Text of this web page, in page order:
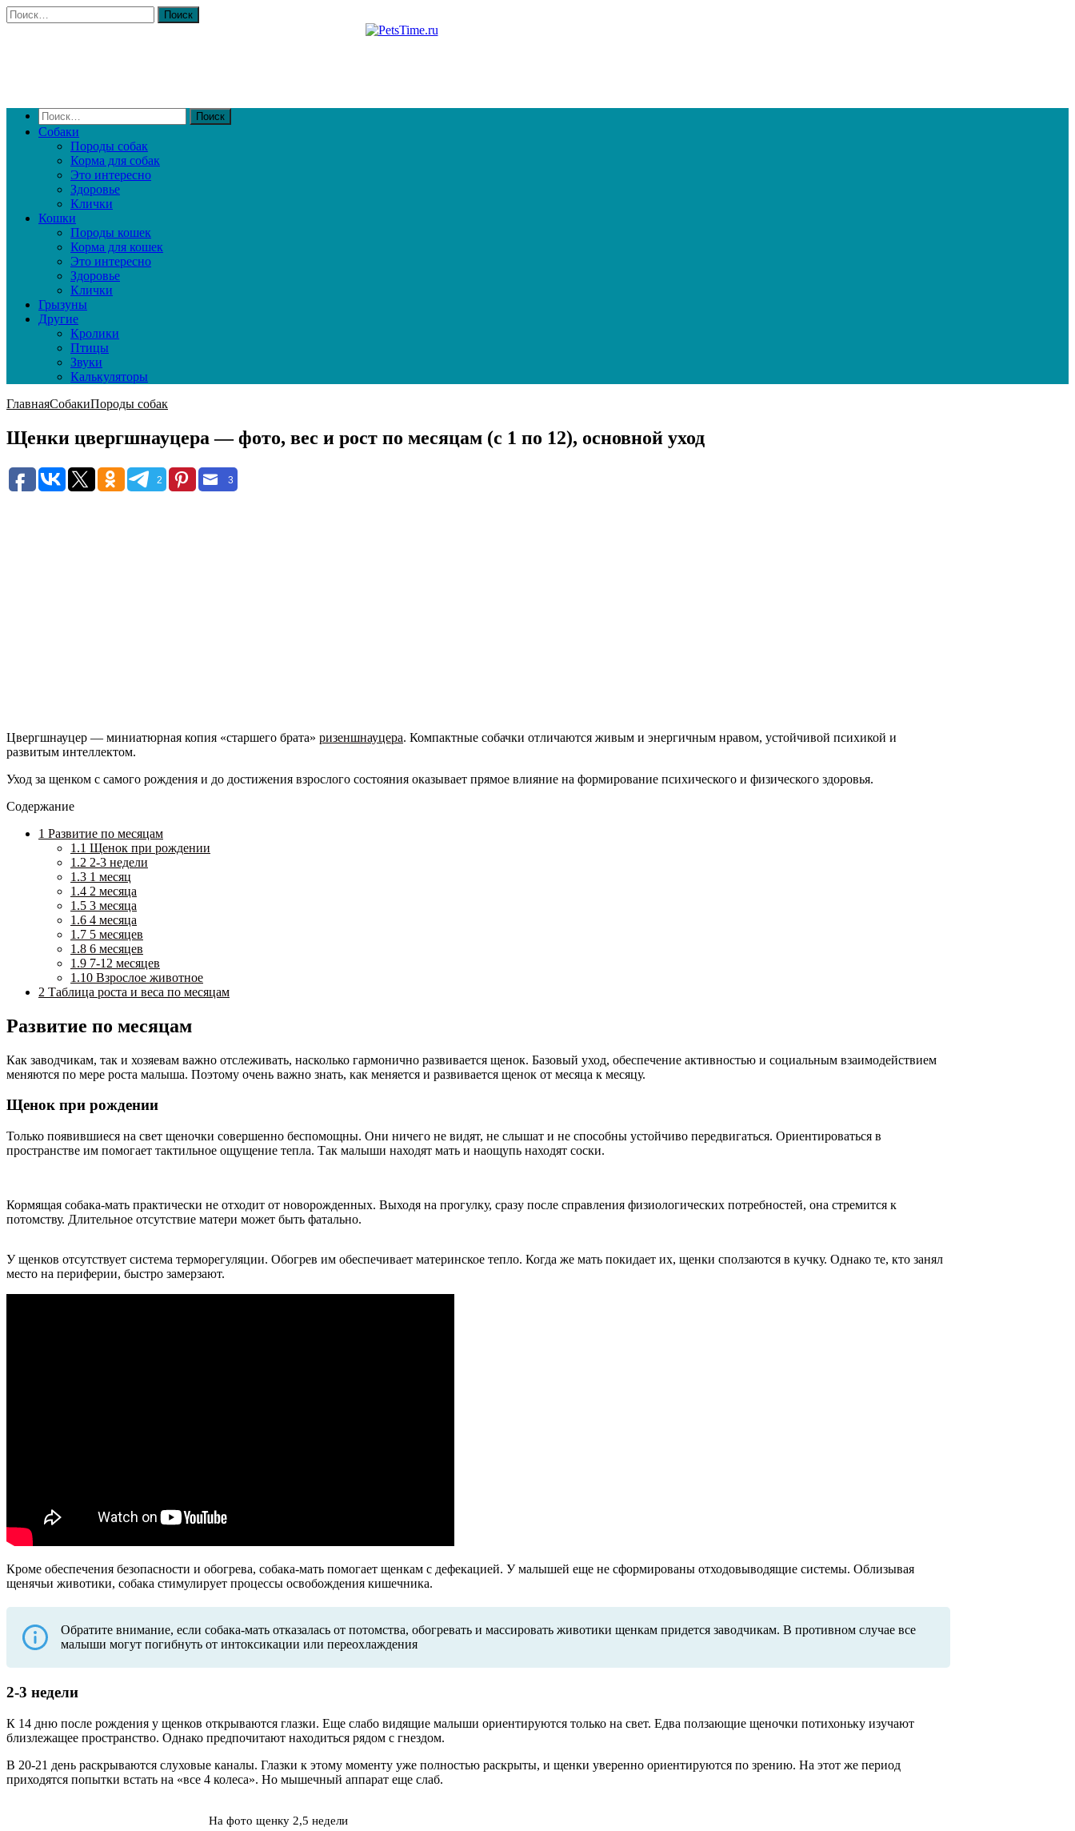
Собаки
Породы собак
Корма для собак
Это интересно
Здоровье
Клички
Кошки
Породы кошек
Корма для кошек
Это интересно
Здоровье
Клички
Грызуны
Другие
Кролики
Птицы
Звуки
Калькуляторы
ГлавнаяСобакиПороды собак
Щенки цвергшнауцера — фото, вес и рост по месяцам (с 1 по 12), основной уход
2 3
Цвергшнауцер — миниатюрная копия «старшего брата» ризеншнауцера. Компактные собачки отличаются живым и энергичным нравом, устойчивой психикой и
развитым интеллектом.
Уход за щенком с самого рождения и до достижения взрослого состояния оказывает прямое влияние на формирование психического и физического здоровья.
Содержание
1 Развитие по месяцам
1.1 Щенок при рождении
1.2 2-3 недели
1.3 1 месяц
1.4 2 месяца
1.5 3 месяца
1.6 4 месяца
1.7 5 месяцев
1.8 6 месяцев
1.9 7-12 месяцев
1.10 Взрослое животное
2 Таблица роста и веса по месяцам
Развитие по месяцам
Как заводчикам, так и хозяевам важно отслеживать, насколько гармонично развивается щенок. Базовый уход, обеспечение активностью и социальным взаимодействием
меняются по мере роста малыша. Поэтому очень важно знать, как меняется и развивается щенок от месяца к месяцу.
Щенок при рождении
Только появившиеся на свет щеночки совершенно беспомощны. Они ничего не видят, не слышат и не способны устойчиво передвигаться. Ориентироваться в
пространстве им помогает тактильное ощущение тепла. Так малыши находят мать и наощупь находят соски.
Кормящая собака-мать практически не отходит от новорожденных. Выходя на прогулку, сразу после справления физиологических потребностей, она стремится к
потомству. Длительное отсутствие матери может быть фатально.
У щенков отсутствует система терморегуляции. Обогрев им обеспечивает материнское тепло. Когда же мать покидает их, щенки сползаются в кучку. Однако те, кто занял
место на периферии, быстро замерзают.
Кроме обеспечения безопасности и обогрева, собака-мать помогает щенкам с дефекацией. У малышей еще не сформированы отходовыводящие системы. Облизывая
щенячьи животики, собака стимулирует процессы освобождения кишечника.
Обратите внимание, если собака-мать отказалась от потомства, обогревать и массировать животики щенкам придется заводчикам. В противном случае все
малыши могут погибнуть от интоксикации или переохлаждения
2-3 недели
К 14 дню после рождения у щенков открываются глазки. Еще слабо видящие малыши ориентируются только на свет. Едва ползающие щеночки потихоньку изучают
близлежащее пространство. Однако предпочитают находиться рядом с гнездом.
В 20-21 день раскрываются слуховые каналы. Глазки к этому моменту уже полностью раскрыты, и щенки уверенно ориентируются по зрению. На этот же период
приходятся попытки встать на «все 4 колеса». Но мышечный аппарат еще слаб.
На фото щенку 2,5 недели